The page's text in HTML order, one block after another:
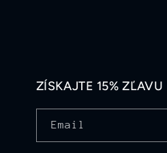
ZÍSKAJTE 15%
Email